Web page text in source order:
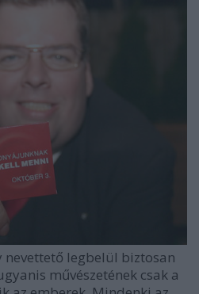
nevettető legbelül biztosan
művészetének csak a